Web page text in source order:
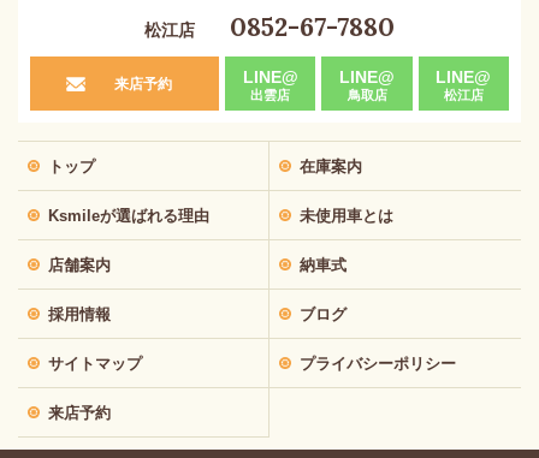
松江店 0852-67-7880
来店予約 LINE@
出雲店
LINE@
鳥取店
LINE@
松江店
トップ 在庫案内
Ksmileが選ばれる理由 未使用車とは
店舗案内 納車式
採用情報 ブログ
サイトマップ プライバシーポリシー
来店予約